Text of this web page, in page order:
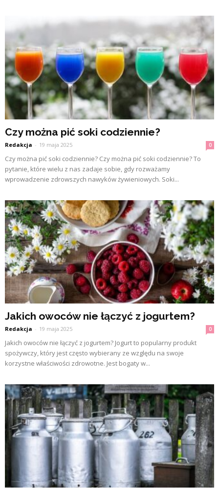
Czy można pić soki codziennie?
Redakcja - 19 maja 2025 0
Czy można pić soki codziennie? Czy można pić soki codziennie? To
pytanie, które wielu z nas zadaje sobie, gdy rozważamy
wprowadzenie zdrowszych nawyków żywieniowych. Soki...
Jakich owoców nie łączyć z jogurtem?
Redakcja - 19 maja 2025 0
Jakich owoców nie łączyć z jogurtem? Jogurt to popularny produkt
spożywczy, który jest często wybierany ze względu na swoje
korzystne właściwości zdrowotne. Jest bogaty w...